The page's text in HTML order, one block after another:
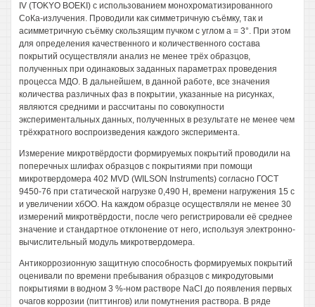
IV (TOKYO BOEKI) с использованием монохроматизированного
СоКа-излучения. Проводили как симметричную съёмку, так и
асимметричную съёмку скользящим пучком с углом а = 3°. При этом
для определения качественного и количественного состава
покрытий осуществляли анализ не менее трёх образцов,
полученных при одинаковых заданных параметрах проведения
процесса МДО. В дальнейшем, в данной работе, все значения
количества различных фаз в покрытии, указанные на рисунках,
являются средними и рассчитаны по совокупности
экспериментальных данных, полученных в результате не менее чем
трёхкратного воспроизведения каждого эксперимента.
Измерение микротвёрдости формируемых покрытий проводили на
поперечных шлифах образцов с покрытиями при помощи
микротвердомера 402 MVD (WILSON Instruments) согласно ГОСТ
9450-76 при статической нагрузке 0,490 Н, времени нагружения 15 с
и увеличении хбОО. На каждом образце осуществляли не менее 30
измерений микротвёрдости, после чего регистрировали её среднее
значение и стандартное отклонение от него, используя электронно-
вычислительный модуль микротвердомера.
Антикоррозионную защитную способность формируемых покрытий
оценивали по времени пребывания образцов с микродуговыми
покрытиями в водном 3 %-ном растворе NaCl до появления первых
очагов коррозии (питтингов) или помутнения раствора. В ряде